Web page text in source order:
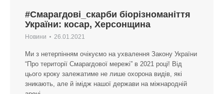
#Смарагдові_скарби біорізноманіття
України: косар, Херсонщина
Новини 26.01.2021
Ми з нетерпінням очікуємо на ухвалення Закону України
“Про території Смарагдової мережі” в 2021 році! Від
цього кроку залежатиме не лише охорона видів, які
зникають, але й імідж нашої держави на міжнародній